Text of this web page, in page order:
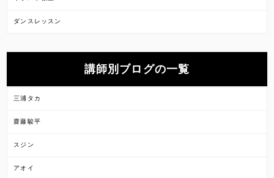
ダンスレッスン
講師別ブログの一覧
三浦タカ
齋藤駿平
スジン
アオイ